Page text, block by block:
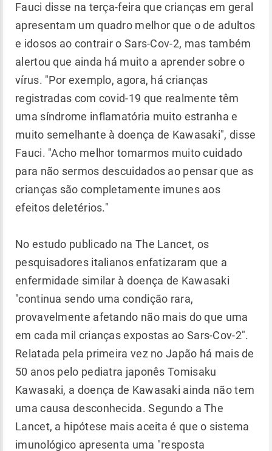
Fauci disse na terça-feira que crianças em geral
apresentam um quadro melhor que o de adultos
e idosos ao contrair o Sars-Cov-2, mas também
alertou que ainda há muito a aprender sobre o
vírus. "Por exemplo, agora, há crianças
registradas com covid-19 que realmente têm
uma síndrome inflamatória muito estranha e
muito semelhante à doença de Kawasaki", disse
Fauci. "Acho melhor tomarmos muito cuidado
para não sermos descuidados ao pensar que as
crianças são completamente imunes aos
efeitos deletérios."
No estudo publicado na The Lancet, os
pesquisadores italianos enfatizaram que a
enfermidade similar à doença de Kawasaki
"continua sendo uma condição rara,
provavelmente afetando não mais do que uma
em cada mil crianças expostas ao Sars-Cov-2".
Relatada pela primeira vez no Japão há mais de
50 anos pelo pediatra japonês Tomisaku
Kawasaki, a doença de Kawasaki ainda não tem
uma causa desconhecida. Segundo a The
Lancet, a hipótese mais aceita é que o sistema
imunológico apresenta uma "resposta